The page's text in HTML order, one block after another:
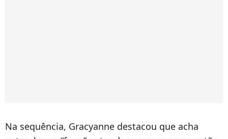
Na sequência, Gracyanne destacou que acha